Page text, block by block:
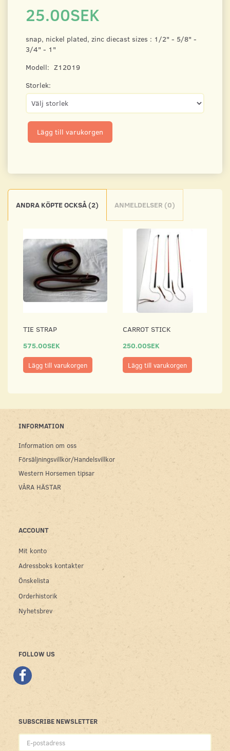
25.00SEK
snap, nickel plated, zinc diecast sizes : 1/2" - 5/8" -
3/4" - 1"
Modell: Z12019
Storlek:
Lägg till varukorgen
ANDRA KÖPTE OCKSÅ (2) ANMELDELSER (0)
TIE STRAP
575.00SEK
Lägg till varukorgen
CARROT STICK
250.00SEK
Lägg till varukorgen
INFORMATION
Information om oss
Försäljningsvillkor/Handelsvillkor
Western Horsemen tipsar
VÅRA HÄSTAR
ACCOUNT
Mit konto
Adressboks kontakter
Önskelista
Orderhistorik
Nyhetsbrev
FOLLOW US
SUBSCRIBE NEWSLETTER
E-
postadress